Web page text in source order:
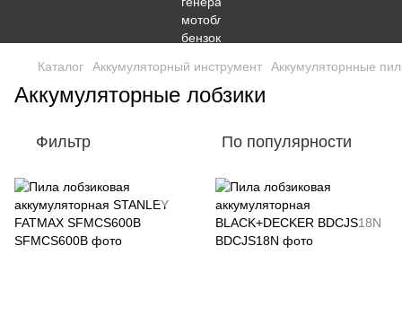
Каталог Аккумуляторный инструмент Аккумуляторнные
Аккумуляторные лобзики
Фильтр По популярности